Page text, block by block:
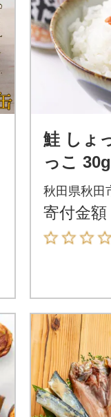
鮭 しょ
っこ
ット
秋田県秋田
寄付金額